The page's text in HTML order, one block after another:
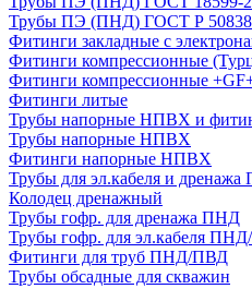
Трубы ПЭ (ПНД) ГОСТ Р 50838-
Фитинги закладные с
Фитинги компрессионные
Фитинги компрессионные
Фитинги литые
Трубы напорные НПВХ и
Трубы напорные НПВХ
Фитинги напорные НПВХ
Трубы для эл.кабеля и
Колодец дренажный
Трубы гофр. для дренажа ПНД
Трубы гофр. для эл.кабеля
Фитинги для труб ПНД/ПВД
Трубы обсадные для скважин